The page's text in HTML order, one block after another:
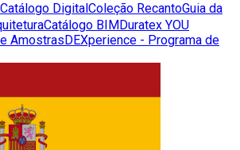
Catálogo DigitalColeção RecantoGuia da
Catálogo BIMDuratex YOU
AmostrasDEXperience - Programa de